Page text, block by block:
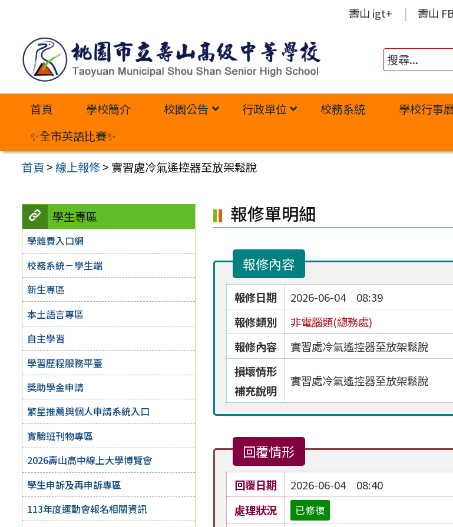
內
壽山 igt+ 壽山 FB
首頁 學校簡介 校園公告 行政單位 校務系統 學校行事
✨全市英語比賽✨
首頁 >線上報修> 實習處冷氣遙控器至放架鬆脫
學生專區
學雜費入口網
校務系統－學生端
新生專區
本土語言專區
自主學習
學習歷程服務平臺
獎助學金申請
繁星推薦與個人申請系統入口
實驗班刊物專區
2026壽山高中線上大學博覽會
學生申訴及再申訴專區
113年度運動會報名相關資訊
報修單明細
報修內容
報修日期 2026-06-04 08:39
報修類別
非電腦類(總務處)
報修內容
實習處冷氣遙控器至放架鬆脫
損壞情形
補充說明
實習處冷氣遙控器至放架鬆脫
回覆情形
回覆日期 2026-06-04 08:40
處理狀況
已修復